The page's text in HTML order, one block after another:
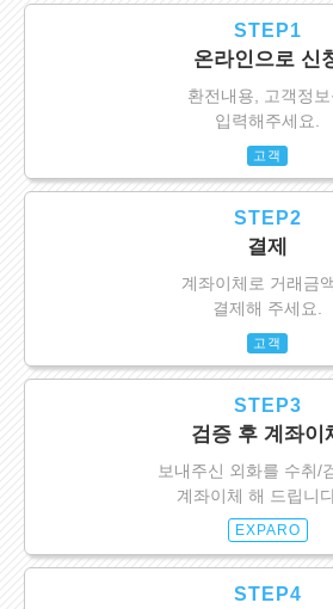
STEP1
온라인으로 신
환전내용, 고객정보
입력해주세요.
고객
STEP2
결제
계좌이체로 거래금
결제해 주세요.
고객
STEP3
검증 후 계좌이
보내주신 외화를 수취/
계좌이체 해 드립니다
EXPARO
STEP4